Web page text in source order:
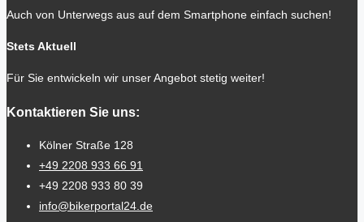
Auch von Unterwegs aus auf dem Smartphone einfach suchen!
Stets Aktuell
Für Sie entwickeln wir unser Angebot stetig weiter!
Kontaktieren Sie uns:
Kölner Straße 128
+49 2208 933 66 91
+49 2208 933 80 39
info@bikerportal24.de